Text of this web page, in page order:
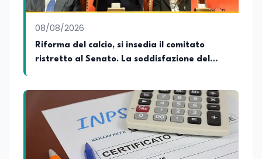
08/08/2026
Riforma del calcio, si insedia il comitato
ristretto al Senato. La soddisfazione del